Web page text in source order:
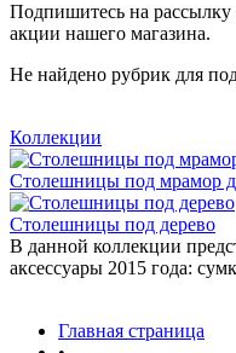
Подпишитесь на рассылку
акции нашего магазина.
Не найдено рубрик для
Коллекции
Столешницы под мрамор
Столешницы под дерево
В данной коллекции
аксессуары 2015 года:
Главная страница